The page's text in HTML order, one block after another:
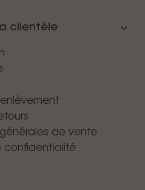
clientèle
de vente
confidentialité